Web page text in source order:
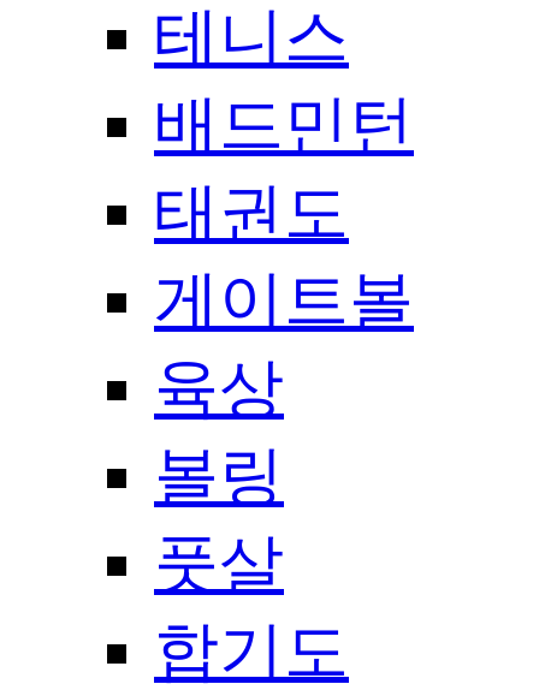
테니스
배드민턴
태권도
게이트볼
육상
볼링
풋살
합기도